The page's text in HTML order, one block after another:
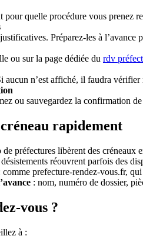
pour quelle procédure vous prenez
Préparez-les à l’avance
ou sur la page dédiée du rdv
aucun n’est affiché, il faudra vérifier
ou sauvegardez la confirmation
rapidement
de préfectures libèrent des créneaux
désistements réouvrent parfois des
comme prefecture-rendez-vous.fr,
: nom, numéro de dossier,
vous ?
à :